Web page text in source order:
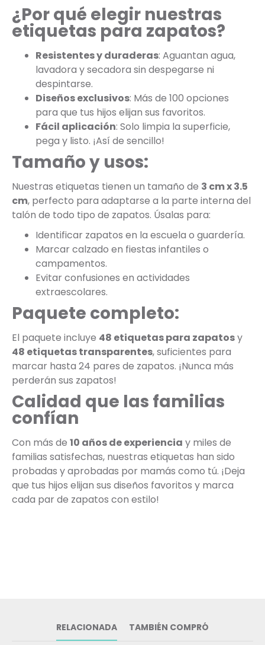
¿Por qué elegir nuestras
etiquetas para zapatos?
Resistentes y duraderas: Aguantan agua,
lavadora y secadora sin despegarse ni
despintarse.
Diseños exclusivos: Más de 100 opciones
para que tus hijos elijan sus favoritos.
Fácil aplicación: Solo limpia la superficie,
pega y listo. ¡Así de sencillo!
Tamaño y usos:
Nuestras etiquetas tienen un tamaño de 3 cm x 3.5
cm, perfecto para adaptarse a la parte interna del
talón de todo tipo de zapatos. Úsalas para:
Identificar zapatos en la escuela o guardería.
Marcar calzado en fiestas infantiles o
campamentos.
Evitar confusiones en actividades
extraescolares.
Paquete completo:
El paquete incluye 48 etiquetas para zapatosy
48 etiquetas transparentes, suficientes para
marcar hasta 24 pares de zapatos. ¡Nunca más
perderán sus zapatos!
Calidad que las familias
confían
Con más de 10 años de experiencia y miles de
familias satisfechas, nuestras etiquetas han sido
probadas y aprobadas por mamás como tú. ¡Deja
que tus hijos elijan sus diseños favoritos y marca
cada par de zapatos con estilo!
RELACIONADA TAMBIÉN COMPRÓ